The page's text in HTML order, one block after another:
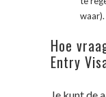
waar).
Hoe
Entry
Je kunt de